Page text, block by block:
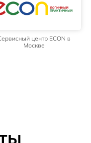
центр ECON в
Москве